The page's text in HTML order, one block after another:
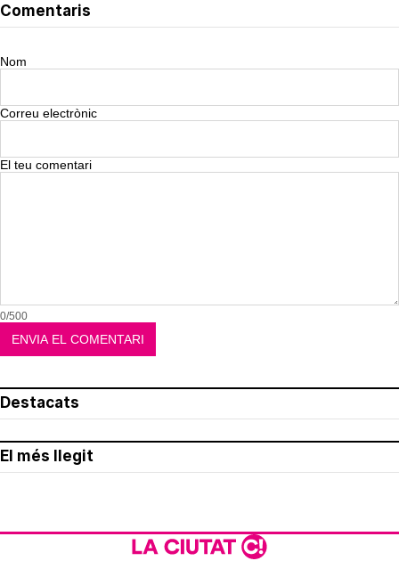
Comentaris
Nom
Correu electrònic
El teu comentari
0/500
Destacats
El més llegit